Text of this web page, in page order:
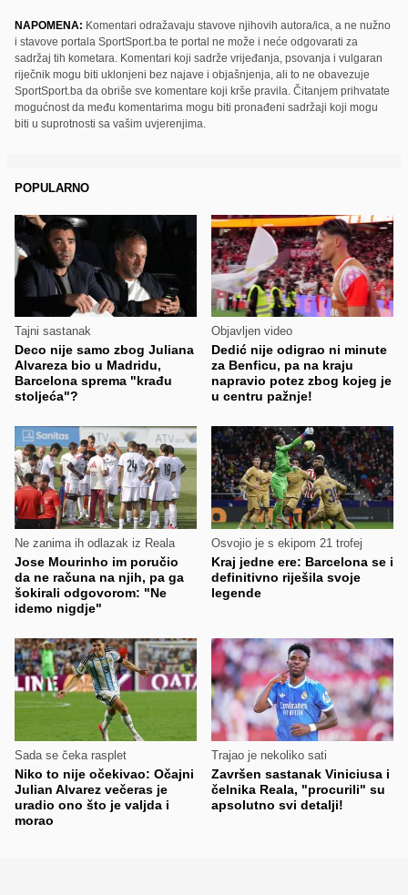
NAPOMENA: Komentari odražavaju stavove njihovih autora/ica, a ne nužno
i stavove portala SportSport.ba te portal ne može i neće odgovarati za
sadržaj tih kometara. Komentari koji sadrže vrijeđanja, psovanja i vulgaran
riječnik mogu biti uklonjeni bez najave i objašnjenja, ali to ne obavezuje
SportSport.ba da obriše sve komentare koji krše pravila. Čitanjem prihvatate
mogućnost da među komentarima mogu biti pronađeni sadržaji koji mogu
biti u suprotnosti sa vašim uvjerenjima.
POPULARNO
Tajni sastanak
Deco nije samo zbog Juliana
Alvareza bio u Madridu,
Barcelona sprema "krađu
stoljeća"?
Objavljen video
Dedić nije odigrao ni minute
za Benficu, pa na kraju
napravio potez zbog kojeg je
u centru pažnje!
Ne zanima ih odlazak iz Reala
Jose Mourinho im poručio
da ne računa na njih, pa ga
šokirali odgovorom: "Ne
idemo nigdje"
Osvojio je s ekipom 21 trofej
Kraj jedne ere: Barcelona se i
definitivno riješila svoje
legende
Sada se čeka rasplet
Niko to nije očekivao: Očajni
Julian Alvarez večeras je
uradio ono što je valjda i
morao
Trajao je nekoliko sati
Završen sastanak Viniciusa i
čelnika Reala, "procurili" su
apsolutno svi detalji!